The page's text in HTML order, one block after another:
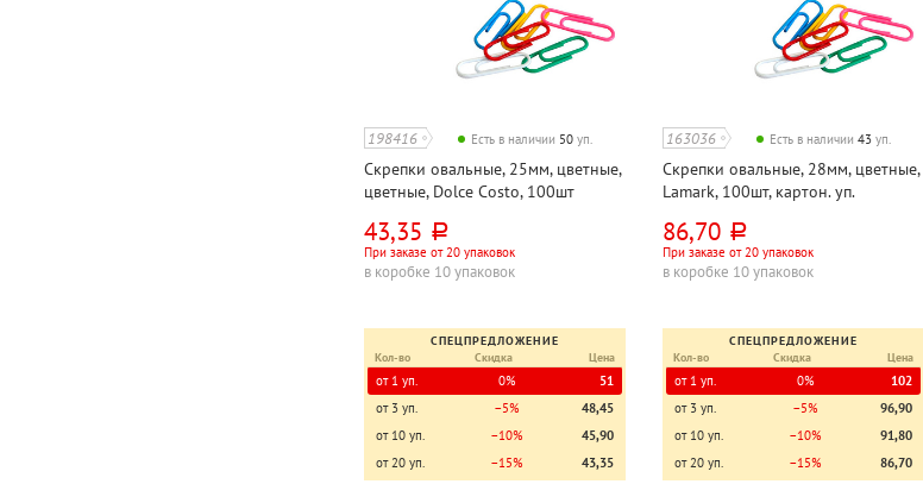
198416 Есть в наличии 50 уп.
Скрепки овальные, 25мм, цветные,
цветные, Dolce Costo, 100шт
43,35 руб.
При заказе от 20 упаковок
в коробке 10 упаковок
СПЕЦПРЕДЛОЖЕНИЕ
Кол-во
Скидка Цена
от 1 уп. 0%
51
от 3 уп.
−5%
48,45
от 10 уп.
−10%
45,90
от 20 уп.
−15% 43,35
163036 Есть в наличии43 уп.
Скрепки овальные, 28мм, цветные,
Lamark, 100шт, картон. уп.
86,70 руб.
При заказе от 20 упаковок
в коробке 10 упаковок
СПЕЦПРЕДЛОЖЕНИЕ
Кол-во
Скидка Цена
от 1 уп. 0%
102
от 3 уп.
−5%
96,90
от 10 уп.
−10%
91,80
от 20 уп.
−15% 86,70